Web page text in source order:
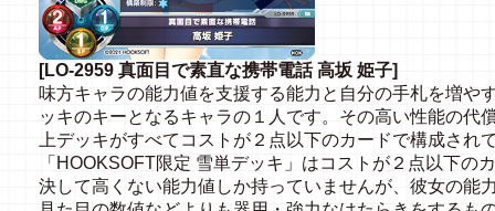
[LO-2959 真面目で素直な携帯電話 高坂 姫子]
味方キャラの能力値を支援する能力と自分の手札を増や
ッキのキーとなるキャラの１人です。その高い性能の代
上デッキがすべてコストが２点以下のカードで構成され
「HOOKSOFT限定 雪単デッキ」はコストが２点以下の
決して高くない能力値しか持っていませんが、彼女の能